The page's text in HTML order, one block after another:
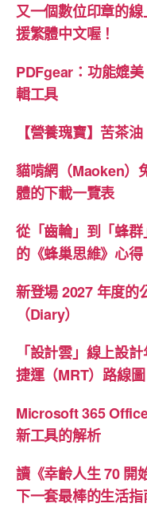
又一個數位印章的
援繁體中文喔！
PDFgear：功能媲
輯工具
【營養瑰寶】苦茶
貓啃網（Maoken）
體的下載一覽表
從「齒輪」到「蜂群
的《蜂巢思維》心得
新登場 2027 年度的
（Diary）
「設計雲」線上設
捷運（MRT）路線圖
Microsoft 365
新工具的解析
讀《幸齡人生 70 開
下一套最棒的生活指